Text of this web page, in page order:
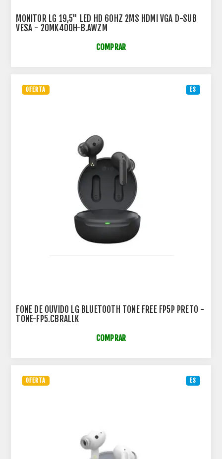
MONITOR LG 19,5" LED HD 60HZ 2MS HDMI VGA D-SUB
VESA - 20MK400H-B.AWZM
COMPRAR
ES
OFERTA
FONE DE OUVIDO LG BLUETOOTH TONE FREE FP5P PRETO -
TONE-FP5.CBRALLK
COMPRAR
ES
OFERTA